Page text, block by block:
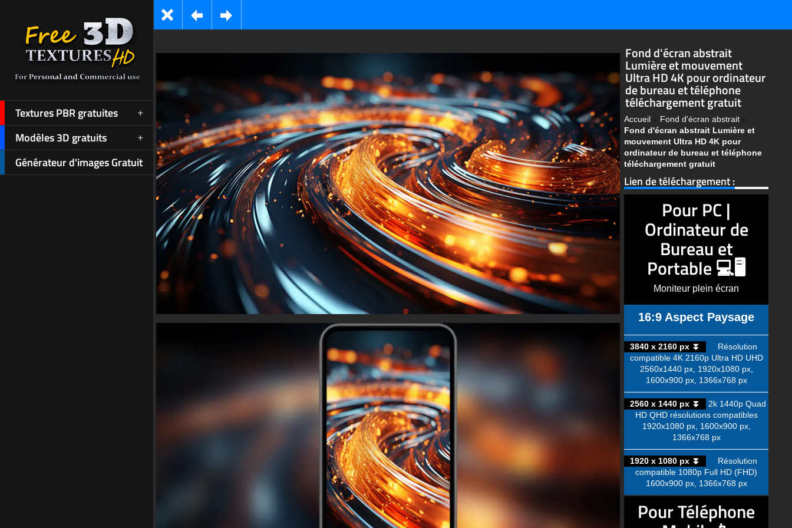
Textures PBR gratuites
Modèles 3D gratuits
Générateur d'images Gratuit
Fond d'écran abstrait
Lumière et mouvement
Ultra HD 4K pour ordinateur
de bureau et téléphone
téléchargement gratuit
Accueil » Fond d'écran abstrait »
Fond d'écran abstrait Lumière et
mouvement Ultra HD 4K pour
ordinateur de bureau et téléphone
téléchargement gratuit
Lien de téléchargement :
Pour PC |
Ordinateur de
Bureau et
Portable 💻🖥️
Moniteur plein écran
16:9 Aspect Paysage
3840 x 2160 px ⏬
Résolution
compatible 4K 2160p Ultra HD UHD
2560x1440 px, 1920x1080 px,
1600x900 px, 1366x768 px
2560 x 1440 px ⏬
2k 1440p Quad
HD QHD résolutions compatibles
1920x1080 px, 1600x900 px,
1366x768 px
1920 x 1080 px ⏬
Résolution
compatible 1080p Full HD (FHD)
1600x900 px, 1366x768 px
Pour Téléphone